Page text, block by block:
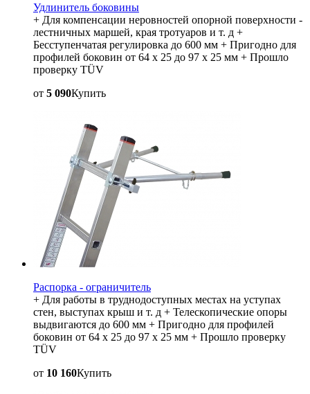
Удлинитель боковины
+ Для компенсации неровностей опорной поверхности -
лестничных маршей, края тротуаров и т. д +
Бесступенчатая регулировка до 600 мм + Пригодно для
профилей боковин от 64 x 25 до 97 x 25 мм + Прошло
проверку TÜV
от 5 090Купить
Распорка - ограничитель
+ Для работы в труднодоступных местах на уступах
стен, выступах крыш и т. д + Телескопические опоры
выдвигаются до 600 мм + Пригодно для профилей
боковин от 64 x 25 до 97 x 25 мм + Прошло проверку
TÜV
от 10 160Купить